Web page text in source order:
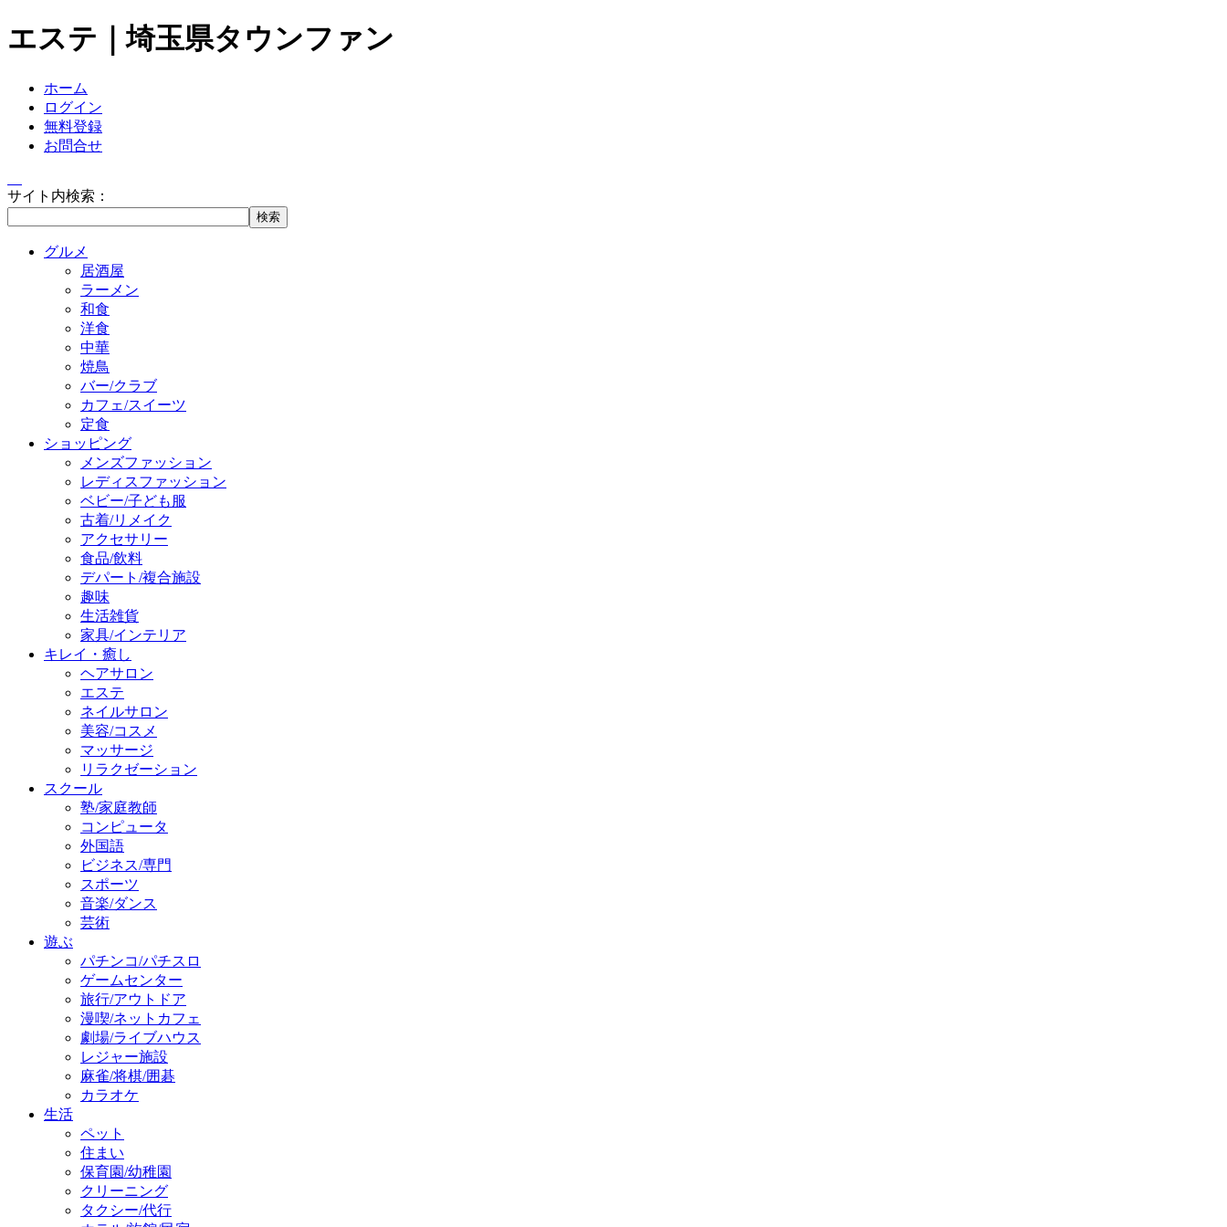
エステ｜埼玉県タウンファン
ホーム
ログイン
無料登録
お問合せ
サイト内検索：
グルメ
居酒屋
ラーメン
和食
洋食
中華
焼鳥
バー/クラブ
カフェ/スイーツ
定食
ショッピング
メンズファッション
レディスファッション
ベビー/子ども服
古着/リメイク
アクセサリー
食品/飲料
デパート/複合施設
趣味
生活雑貨
家具/インテリア
キレイ・癒し
ヘアサロン
エステ
ネイルサロン
美容/コスメ
マッサージ
リラクゼーション
スクール
塾/家庭教師
コンピュータ
外国語
ビジネス/専門
スポーツ
音楽/ダンス
芸術
遊ぶ
パチンコ/パチスロ
ゲームセンター
旅行/アウトドア
漫喫/ネットカフェ
劇場/ライブハウス
レジャー施設
麻雀/将棋/囲碁
カラオケ
生活
ペット
住まい
保育園/幼稚園
クリーニング
タクシー/代行